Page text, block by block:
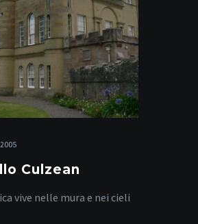
Culzean
vive nelle mura e nei cieli